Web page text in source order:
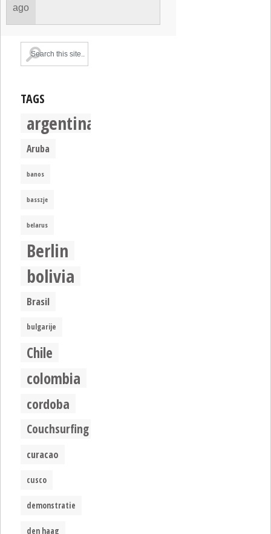
ago
TAGS
argentina
Aruba
banos
basszje
belarus
Berlin
bolivia
Brasil
bulgarije
Chile
colombia
cordoba
Couchsurfing
curacao
cusco
demonstratie
den haag